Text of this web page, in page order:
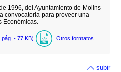
1996, del Ayuntamiento de Molins
convocatoria para proveer una
Económicas.
pág. - 77 KB) Otros formatos
subir